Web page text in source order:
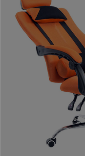
Este sillón dediseño
perfectamente la espalda
tiene
reposacabezas
tus necesidades y poder
También merecen una
que incluyen este modelo,
y con los que disfrutarás
Cabe destacar queeste
materiales excelentes. La
gran resistencia y
malla transpirable de
disponible en varios
ajuste a tu gusto.